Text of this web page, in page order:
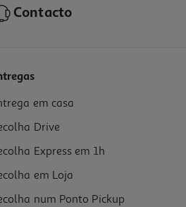
1100 W 15 Bar
Contacto
em casa
Drive
Express em 1h
em Loja
num Ponto Pickup